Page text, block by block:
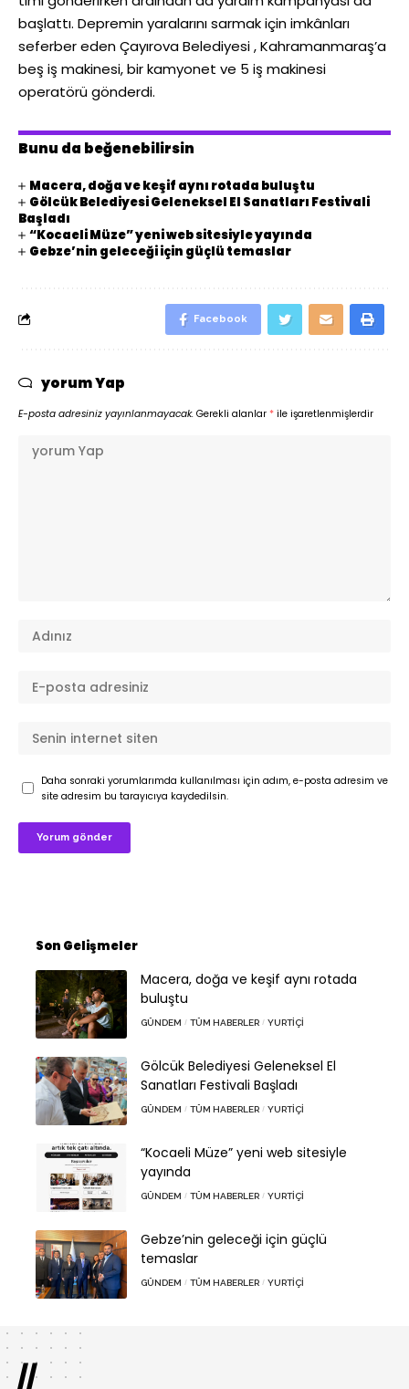
başlattı. Depremin yaralarını sarmak için imkânları
seferber eden Çayırova Belediyesi , Kahramanmaraş’a
beş iş makinesi, bir kamyonet ve 5 iş makinesi
operatörü gönderdi.
Bunu da beğenebilirsin
Macera, doğa ve keşif aynı rotada buluştu
Gölcük Belediyesi Geleneksel El Sanatları Festivali
Başladı
“Kocaeli Müze” yeni web sitesiyle yayında
Gebze’nin geleceği için güçlü temaslar
Facebook
yorum Yap
E-posta adresiniz yayınlanmayacak. Gerekli alanlar * ile işaretlenmişlerdir
Daha sonraki yorumlarımda kullanılması için adım, e-posta adresim ve
site adresim bu tarayıcıya kaydedilsin.
Son Gelişmeler
Macera, doğa ve keşif aynı rotada
buluştu
GÜNDEM TÜM HABERLER YURTIÇI
Gölcük Belediyesi Geleneksel El
Sanatları Festivali Başladı
GÜNDEM TÜM HABERLER YURTIÇI
“Kocaeli Müze” yeni web sitesiyle
yayında
GÜNDEM TÜM HABERLER YURTIÇI
Gebze’nin geleceği için güçlü
temaslar
GÜNDEM TÜM HABERLER YURTIÇI
//